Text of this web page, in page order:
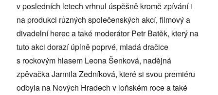
v posledních letech vrhnul úspěšně kromě zpívání i
na produkci různých společenských akcí, filmový a
divadelní herec a také moderátor Petr Batěk, který na
tuto akci dorazí úplně poprvé, mladá dračice
s rockovým hlasem Leona Šenková, nadějná
zpěvačka Jarmila Zedníková, které si svou premiéru
odbyla na Nových Hradech v loňském roce a také